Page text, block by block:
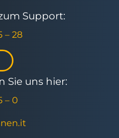
Support:
– 28
Sie uns hier:
– 0